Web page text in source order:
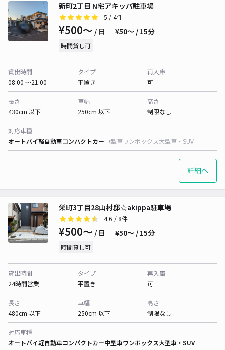
新町2丁目 N宅アキッパ駐車場
5 / 4件
¥500〜 / 日 ¥50〜 / 15分
時間貸し可
貸出時間
08:00 〜21:00
タイプ
平置き
再入庫
可
長さ
430cm 以下
車幅
250cm 以下
高さ
制限なし
対応車種
オートバイ軽自動車コンパクトカー中型車ワンボックス大型車・SUV
詳細へ
栄町3丁目28山村邸☆akippa駐車場
4.6 / 8件
¥500〜 / 日 ¥50〜 / 15分
時間貸し可
貸出時間
24時間営業
タイプ
平置き
再入庫
可
長さ
480cm 以下
車幅
250cm 以下
高さ
制限なし
対応車種
オートバイ軽自動車コンパクトカー中型車ワンボックス大型車・SUV